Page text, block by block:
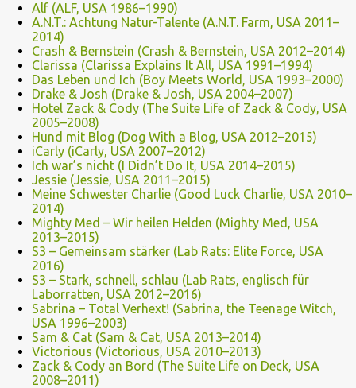
Alf (ALF, USA 1986–1990)
A.N.T.: Achtung Natur-Talente (A.N.T. Farm, USA 2011–
2014)
Crash & Bernstein (Crash & Bernstein, USA 2012–2014)
Clarissa (Clarissa Explains It All, USA 1991–1994)
Das Leben und Ich (Boy Meets World, USA 1993–2000)
Drake & Josh (Drake & Josh, USA 2004–2007)
Hotel Zack & Cody (The Suite Life of Zack & Cody, USA
2005–2008)
Hund mit Blog (Dog With a Blog, USA 2012–2015)
iCarly (iCarly, USA 2007–2012)
Ich war’s nicht (I Didn’t Do It, USA 2014–2015)
Jessie (Jessie, USA 2011–2015)
Meine Schwester Charlie (Good Luck Charlie, USA 2010–
2014)
Mighty Med – Wir heilen Helden (Mighty Med, USA
2013–2015)
S3 – Gemeinsam stärker (Lab Rats: Elite Force, USA
2016)
S3 – Stark, schnell, schlau (Lab Rats, englisch für
Laborratten, USA 2012–2016)
Sabrina – Total Verhext! (Sabrina, the Teenage Witch,
USA 1996–2003)
Sam & Cat (Sam & Cat, USA 2013–2014)
Victorious (Victorious, USA 2010–2013)
Zack & Cody an Bord (The Suite Life on Deck, USA
2008–2011)